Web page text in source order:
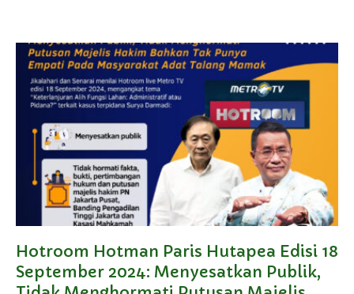
Hotroom Hotman Paris Hutapea Edisi 18
September 2024: Menyesatkan Publik,